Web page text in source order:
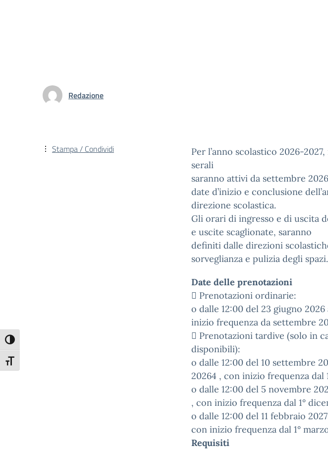
Attiva/disattiva alto contrasto
Attiva/disattiva dimensione testo
Redazione
Per l’anno scolastico 2026-
serali
saranno attivi da settembre
date d’inizio e conclusione
direzione scolastica.
Gli orari di ingresso e di uscita
e uscite scaglionate, saranno
definiti dalle direzioni
sorveglianza e pulizia degli spazi.
Date delle prenotazioni
 Prenotazioni ordinarie:
o dalle 12:00 del 23 giugno
inizio frequenza da settembre
 Prenotazioni tardive (solo in
disponibili):
o dalle 12:00 del 10 settembre
20264 , con inizio frequenza dal
o dalle 12:00 del 5 novembre
, con inizio frequenza dal 1°
o dalle 12:00 del 11 febbraio
con inizio frequenza dal 1°
Requisiti
Stampa / Condividi